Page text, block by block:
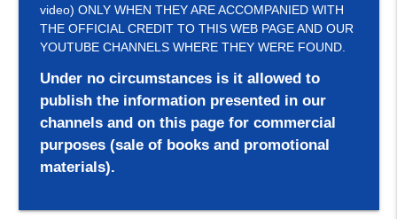
video) ONLY WHEN THEY ARE ACCOMPANIED WITH
THE OFFICIAL CREDIT TO THIS WEB PAGE AND OUR
YOUTUBE CHANNELS WHERE THEY WERE FOUND.
Under no circumstances is it allowed to
publish the information presented in our
channels and on this page for commercial
purposes (sale of books and promotional
materials).